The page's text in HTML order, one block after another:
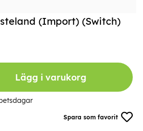
Spara som favorit
(Import) (Switch)
Lägg i varukorg